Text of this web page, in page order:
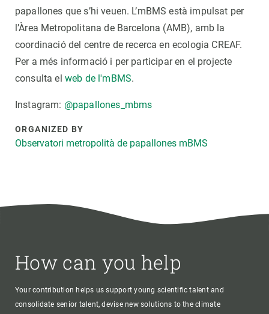
papallones que s’hi veuen. L’mBMS està impulsat per
l’Àrea Metropolitana de Barcelona (AMB), amb la
coordinació del centre de recerca en ecologia CREAF.
Per a més informació i per participar en el projecte
consulta el web de l'mBMS.
Instagram: @papallones_mbms
ORGANIZED BY
Observatori metropolità de papallones mBMS
How can you help
Your contribution helps us support young scientific talent and
consolidate senior talent, devise new solutions to the climate